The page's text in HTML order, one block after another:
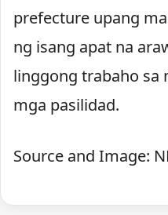
prefecture upang
ng isang apat na
linggong trabaho sa
mga pasilidad.
Source and Image: